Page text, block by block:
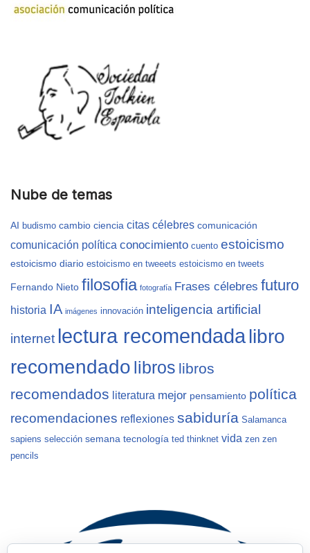
Nube de temas
AI budismo cambio ciencia citas célebres comunicación
comunicación política conocimiento cuento estoicismo
estoicismo diario estoicismo en tweeets estoicismo en tweets
Fernando Nieto filosofia fotografía Frases célebres futuro
historia IA imágenes innovación inteligencia artificial
internet lectura recomendadalibro
recomendado libros libros
recomendados literatura mejor pensamiento política
recomendaciones reflexiones sabiduría Salamanca
sapiens selección semana tecnología ted thinknet vida zen zen
pencils